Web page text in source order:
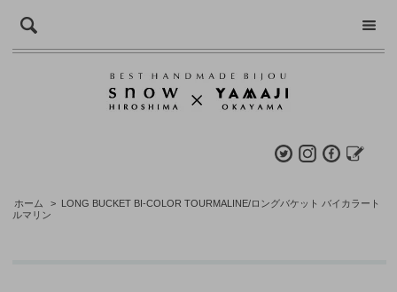
ホーム > LONG BUCKET BI-COLOR TOURMALINE/ロングバケット バイカラート
ルマリン